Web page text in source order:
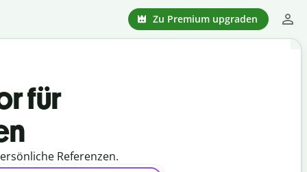
Zu Premium upgraden
für
Referenzen.